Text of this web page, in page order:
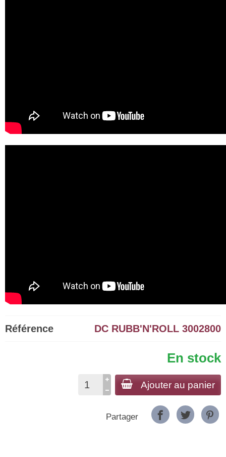
Référence DC RUBB'N'ROLL 3002800
En stock
Ajouter au panier
Partager